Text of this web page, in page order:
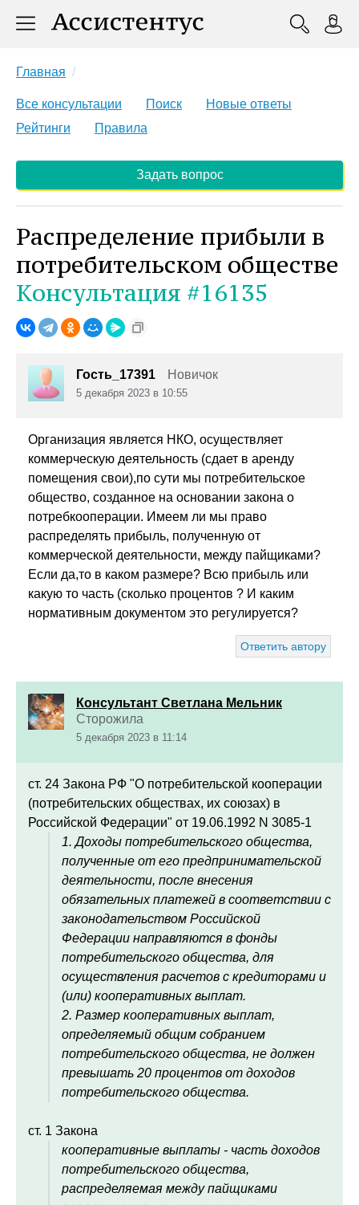
Главная
Все консультации Поиск
Новые ответы
Рейтинги
Правила
Задать вопрос
Распределение прибыли в
потребительском обществе
Консультация #16135
Гость_17391 Новичок
5 декабря 2023 в 10:55
Организация является НКО, осуществляет
коммерческую деятельность (сдает в аренду
помещения свои),по сути мы потребительское
общество, созданное на основании закона о
потребкооперации. Имеем ли мы право
распределять прибыль, полученную от
коммерческой деятельности, между пайщиками?
Если да,то в каком размере? Всю прибыль или
какую то часть (сколько процентов ? И каким
нормативным документом это регулируется?
Ответить автору
Консультант Светлана Мельник
Сторожила
5 декабря 2023 в 11:14
ст. 24 Закона РФ "О потребительской кооперации
(потребительских обществах, их союзах) в
Российской Федерации" от 19.06.1992 N 3085-1
1. Доходы потребительского общества,
полученные от его предпринимательской
деятельности, после внесения
обязательных платежей в соответствии с
законодательством Российской
Федерации направляются в фонды
потребительского общества, для
осуществления расчетов с кредиторами и
(или) кооперативных выплат.
2. Размер кооперативных выплат,
определяемый общим собранием
потребительского общества, не должен
превышать 20 процентов от доходов
потребительского общества.
ст. 1 Закона
кооперативные выплаты - часть доходов
потребительского общества,
распределяемая между пайщиками